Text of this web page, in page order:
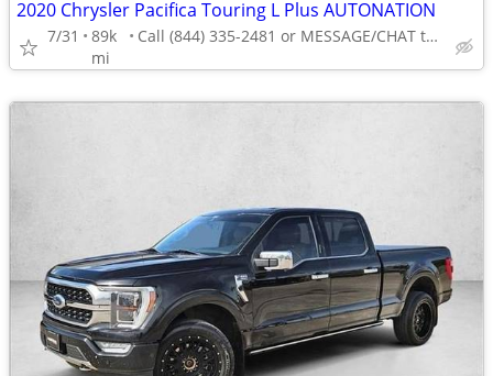
2020 Chrysler Pacifica Touring L Plus AUTONATION
7/31
89k
mi
Call (844) 335-2481 or MESSAGE/CHAT to confirm availability